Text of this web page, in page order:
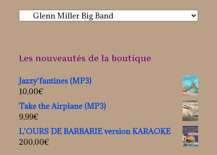
Les nouveautés de la boutique
Jazzy'fantines (MP3)
10,00€
Take the Airplane (MP3)
9,99€
L'OURS DE BARBARIE version KARAOKE
200,00€